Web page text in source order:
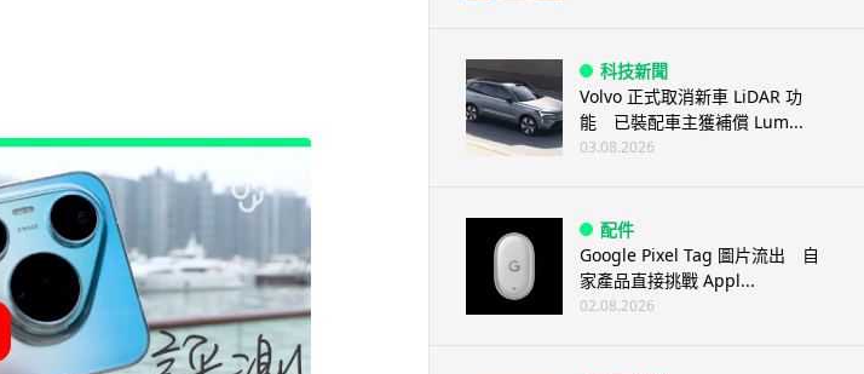
科技新聞
Volvo 正式取消新車 LiDAR 功
能 已裝配車主獲補償 Lum...
03.08.2026
配件
Google Pixel Tag 圖片流出 自
家產品直接挑戰 Appl...
02.08.2026